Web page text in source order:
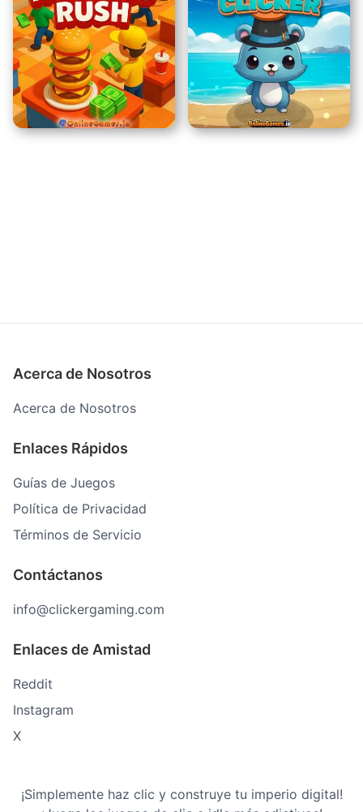
Roba un Brainrot Encima
Acerca de Nosotros
Acerca de Nosotros
Enlaces Rápidos
Guías de Juegos
Política de Privacidad
Términos de Servicio
Contáctanos
info@clickergaming.com
Enlaces de Amistad
Reddit
Instagram
X
¡Simplemente haz clic y construye tu imperio digital!